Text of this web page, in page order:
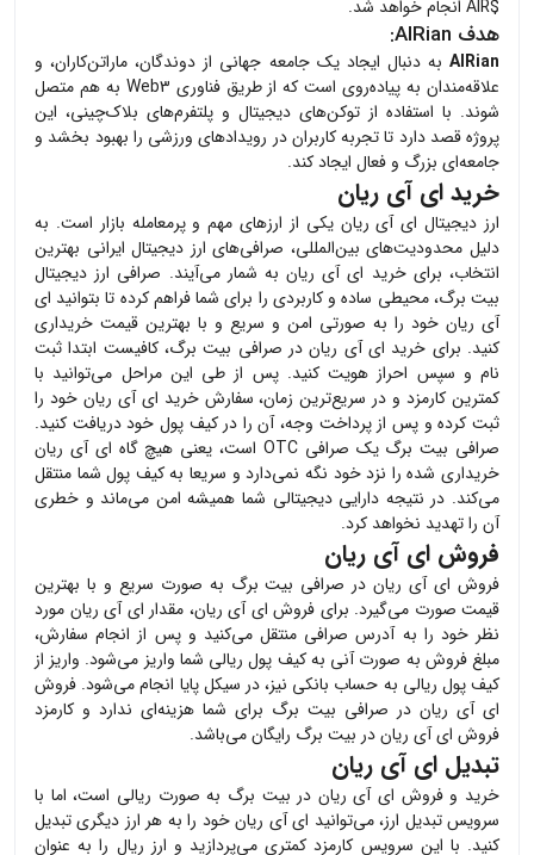
$AIR انجام خواهد شد.
هدف AIRian
:
AIRian به دنبال ایجاد یک جامعه جهانی از دوندگان، ماراتن‌کاران، و
علاقه‌مندان به پیاده‌روی است که از طریق فناوری Web3 به هم متصل
شوند. با استفاده از توکن‌های دیجیتال و پلتفرم‌های بلاک‌چینی، این
پروژه قصد دارد تا تجربه کاربران در رویدادهای ورزشی را بهبود بخشد و
جامعه‌ای بزرگ و فعال ایجاد کند.
خرید ای آی ریان
ارز دیجیتال ای آی ریان یکی از ارزهای مهم و پرمعامله بازار است. به
دلیل محدودیت‌های بین‌المللی، صرافی‌های ارز دیجیتال ایرانی بهترین
انتخاب، برای خرید ای آی ریانبه شمار می‌آیند. صرافی ارز دیجیتال
بیت برگ، محیطی ساده و کاربردی را برای شما فراهم کرده تا بتوانید ای
آی ریان خود را به صورتی امن و سریع و با بهترین قیمت خریداری
کنید. برای خرید ای آی ریاندر صرافی بیت برگ، کافیست ابتدا ثبت
نام و سپس احراز هویت کنید. پس از طی این مراحل می‌توانید با
کمترین کارمزد و در سریع‌ترین زمان، سفارش خرید ای آی ریان خود را
ثبت کرده و پس از پرداخت وجه، آن را در کیف پول خود دریافت کنید.
صرافی بیت برگ یک صرافی OTC است، یعنی هیچ گاه
ای آی ریان
خریداری شده را نزد خود نگه نمی‌دارد و سریعا به کیف پول شما منتقل
می‌کند. در نتیجه دارایی دیجیتالی شما همیشه امن می‌ماند و خطری
آن را تهدید نخواهد کرد.
فروش ای آی ریان
فروش ای آی ریاندر صرافی بیت برگ به صورت سریع و با بهترین
قیمت صورت می‌گیرد. برای فروش ای آی ریان، مقدار ای آی ریان مورد
نظر خود را به آدرس صرافی منتقل می‌کنید و پس از انجام سفارش،
مبلغ فروش به صورت آنی به کیف پول ریالی شما واریز می‌شود. واریز از
کیف پول ریالی به حساب بانکی نیز، در سیکل پایا انجام می‌شود. فروش
ای آی ریان در صرافی بیت برگ برای شما هزینه‌ای ندارد و کارمزد
فروش ای آی ریاندر بیت برگ رایگان می‌باشد.
تبدیل ای آی ریان
خرید و فروش ای آی ریان در بیت برگ به صورت ریالی است، اما با
سرویس تبدیل ارز، می‌توانید ای آی ریانخود را به هر ارز دیگری تبدیل
کنید. با این سرویس کارمزد کمتری می‌پردازید و ارز ریال را به عنوان